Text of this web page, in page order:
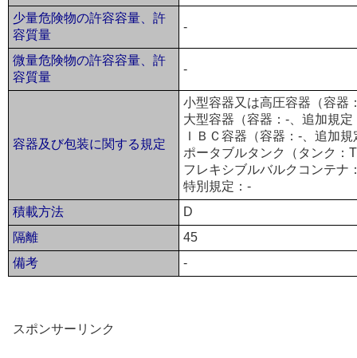
少量危険物の許容容量、許
容質量
-
微量危険物の許容容量、許
容質量
-
容器及び包装に関する規定
小型容器又は高圧容器（容器
大型容器（容器：-、追加規定
ＩＢＣ容器（容器：-、追加規
ポータブルタンク（タンク：
フレキシブルバルクコンテナ
特別規定：-
積載方法
D
隔離
45
備考
-
スポンサーリンク